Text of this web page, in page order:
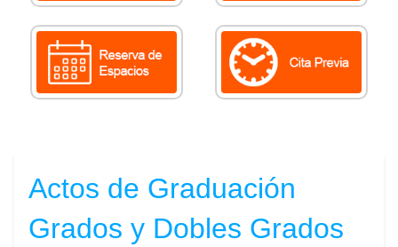
Actos de Graduación
Grados y Dobles Grados